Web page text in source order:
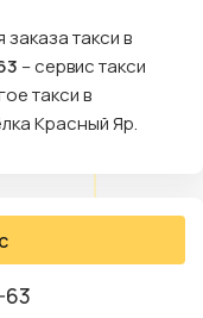
такси в
– сервис такси
такси в
Красный Яр.
63